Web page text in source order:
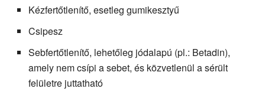
Kézfertőtlenítő, esetleg gumikesztyű
Csipesz
Sebfertőtlenítő, lehetőleg jódalapú (pl.: Betadin),
amely nem csípi a sebet, és közvetlenül a sérült
felületre juttatható